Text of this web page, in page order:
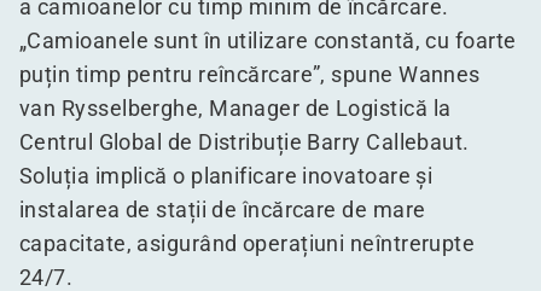
a camioanelor cu timp minim de încărcare.
„Camioanele sunt în utilizare constantă, cu foarte
puțin timp pentru reîncărcare”, spune Wannes
van Rysselberghe, Manager de Logistică la
Centrul Global de Distribuție Barry Callebaut.
Soluția implică o planificare inovatoare și
instalarea de stații de încărcare de mare
capacitate, asigurând operațiuni neîntrerupte
24/7.